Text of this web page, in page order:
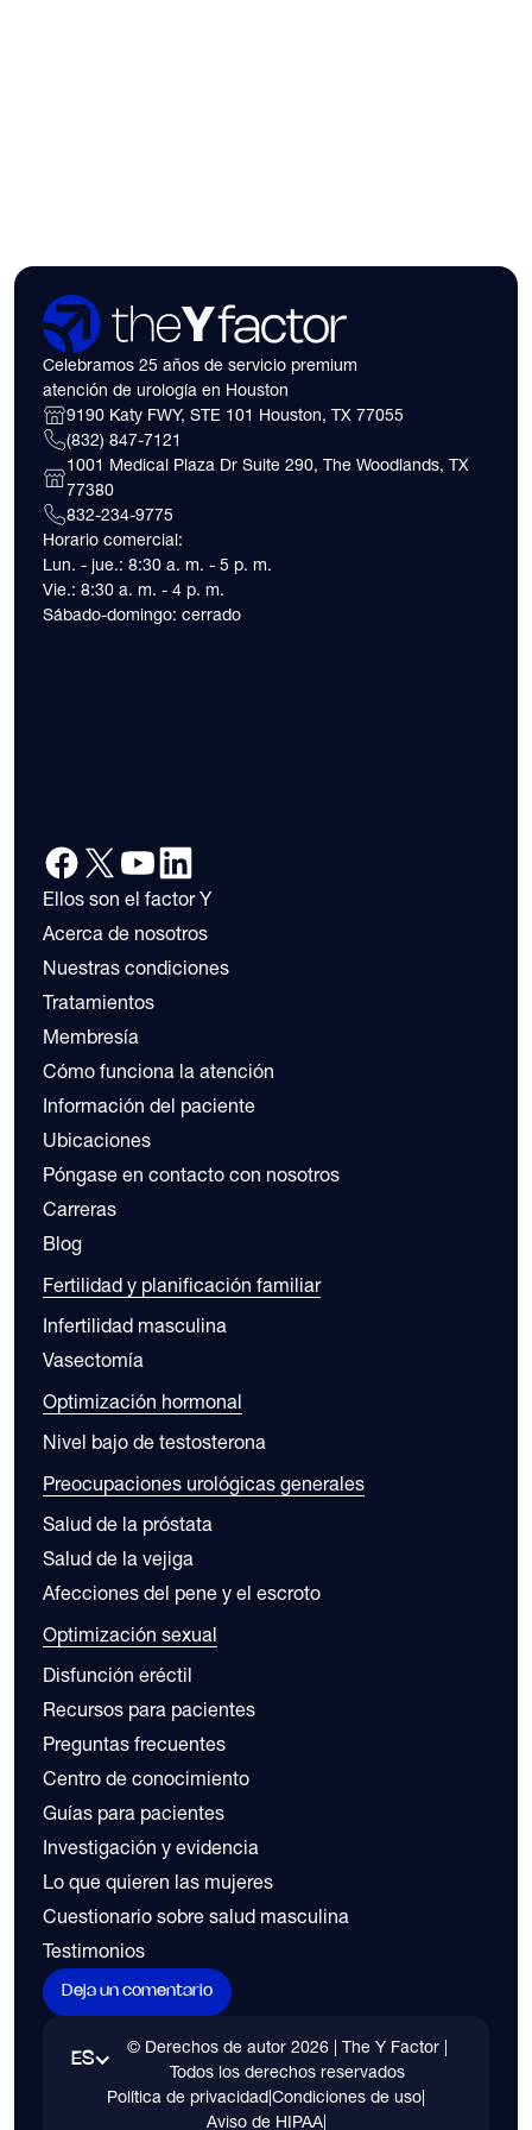
Celebramos 25 años de servicio premium
atención de urología en Houston
9190 Katy FWY, STE 101 Houston, TX 77055
(832) 847-7121
1001 Medical Plaza Dr Suite 290, The Woodlands, TX
77380
832-234-9775
Horario comercial:
Lun. - jue.: 8:30 a. m. - 5 p. m.
Vie.: 8:30 a. m. - 4 p. m.
Sábado-domingo: cerrado
Ellos son el factor Y
Acerca de nosotros
Nuestras condiciones
Tratamientos
Membresía
Cómo funciona la atención
Información del paciente
Ubicaciones
Póngase en contacto con nosotros
Carreras
Blog
Fertilidad y planificación familiar
Infertilidad masculina
Vasectomía
Optimización hormonal
Nivel bajo de testosterona
Preocupaciones urológicas generales
Salud de la próstata
Salud de la vejiga
Afecciones del pene y el escroto
Optimización sexual
Disfunción eréctil
Recursos para pacientes
Preguntas frecuentes
Centro de conocimiento
Guías para pacientes
Investigación y evidencia
Lo que quieren las mujeres
Cuestionario sobre salud masculina
Testimonios
Deja un comentario
ES
© Derechos de autor2026 | The Y Factor |
Todos los derechos reservados
Política de privacidadCondiciones de uso
Aviso de HIPAA|